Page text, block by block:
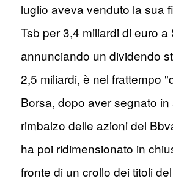
luglio aveva venduto la sua
Tsb per 3,4 miliardi di euro a
annunciando un dividendo
2,5 miliardi, è nel frattempo
Borsa, dopo aver segnato
rimbalzo delle azioni del
ha poi ridimensionato in
fronte di un crollo dei titoli